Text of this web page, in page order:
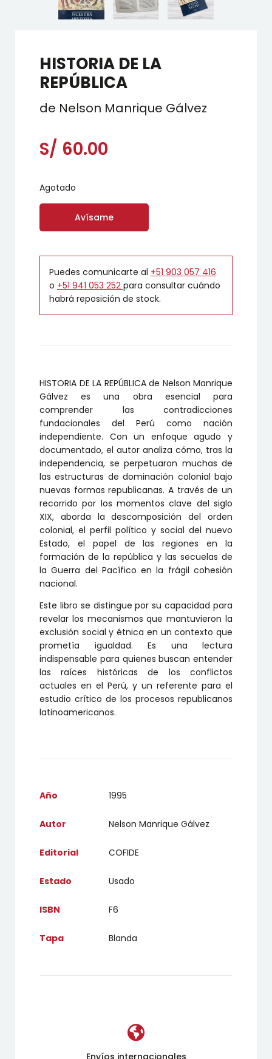
HISTORIA DE LA
REPÚBLICA
de Nelson Manrique Gálvez
S/ 60.00
Agotado
Avísame
Puedes comunicarte al +51 903 057 416
o +51 941 053 252 para consultar cuándo
habrá reposición de stock.
HISTORIA DE LA REPÚBLICA de Nelson Manrique
Gálvez es una obra esencial para
comprender las contradicciones
fundacionales del Perú como nación
independiente. Con un enfoque agudo y
documentado, el autor analiza cómo, tras la
independencia, se perpetuaron muchas de
las estructuras de dominación colonial bajo
nuevas formas republicanas. A través de un
recorrido por los momentos clave del siglo
XIX, aborda la descomposición del orden
colonial, el perfil político y social del nuevo
Estado, el papel de las regiones en la
formación de la república y las secuelas de
la Guerra del Pacífico en la frágil cohesión
nacional.
Este libro se distingue por su capacidad para
revelar los mecanismos que mantuvieron la
exclusión social y étnica en un contexto que
prometía igualdad. Es una lectura
indispensable para quienes buscan entender
las raíces históricas de los conflictos
actuales en el Perú, y un referente para el
estudio crítico de los procesos republicanos
latinoamericanos.
Año 1995
Autor Nelson Manrique Gálvez
Editorial COFIDE
Estado Usado
ISBN F6
Tapa Blanda
Envíos internacionales